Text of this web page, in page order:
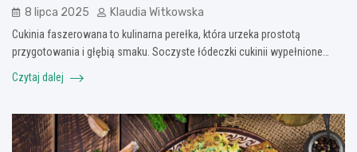
8 lipca 2025 Klaudia Witkowska
Cukinia faszerowana to kulinarna perełka, która urzeka prostotą
przygotowania i głębią smaku. Soczyste łódeczki cukinii wypełnione…
Czytaj dalej